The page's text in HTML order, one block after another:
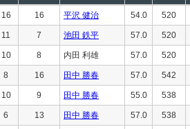
16 16 平沢 健治 54.0 520
11 7 池田 鉄平 57.0 520
10 8 内田 利雄 57.0 520
8 16 田中 勝春 57.0 542
10 9 田中 勝春 55.0 538
6 13 田中 勝春 57.0 538